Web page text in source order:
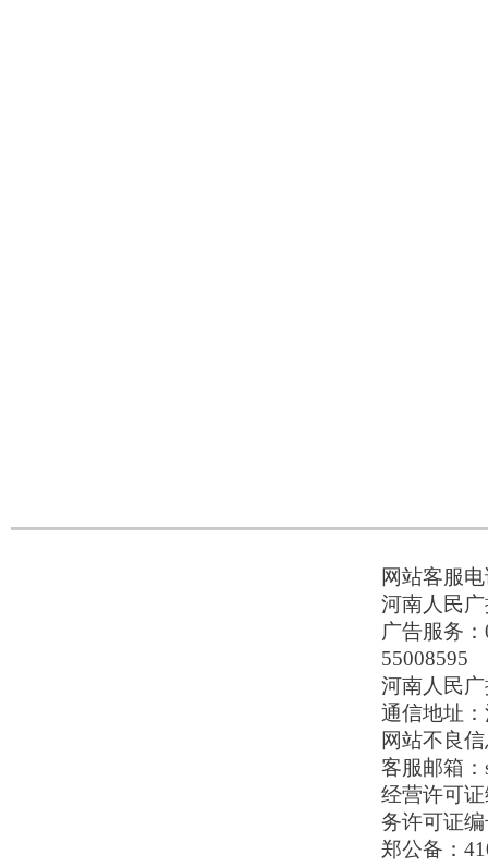
网站客服
河南人民
广告服务
55008595
河南人民
通信地址：
网站不良
客服邮箱：
经营许可
务许可证
郑公备：